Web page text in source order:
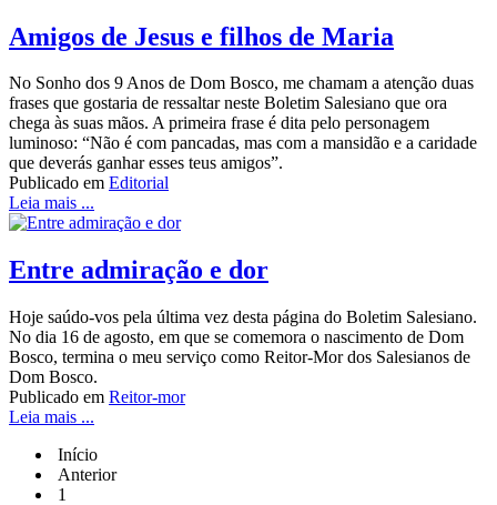
Amigos de Jesus e filhos de Maria
No Sonho dos 9 Anos de Dom Bosco, me chamam a atenção duas
frases que gostaria de ressaltar neste Boletim Salesiano que ora
chega às suas mãos. A primeira frase é dita pelo personagem
luminoso: “Não é com pancadas, mas com a mansidão e a caridade
que deverás ganhar esses teus amigos”.
Publicado em Editorial
Leia mais ...
Entre admiração e dor
Hoje saúdo-vos pela última vez desta página do Boletim Salesiano.
No dia 16 de agosto, em que se comemora o nascimento de Dom
Bosco, termina o meu serviço como Reitor-Mor dos Salesianos de
Dom Bosco.
Publicado em Reitor-mor
Leia mais ...
Início
Anterior
1